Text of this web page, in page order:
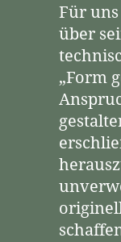
Für
über
„Form